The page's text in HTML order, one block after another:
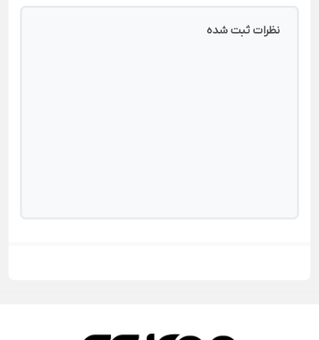
نظرات ثبت شده